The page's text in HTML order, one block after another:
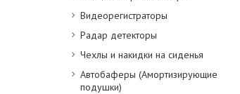
Видеорегистраторы
Радар детекторы
Чехлы и накидки на сиденья
Автобаферы (Амортизирующие
подушки)